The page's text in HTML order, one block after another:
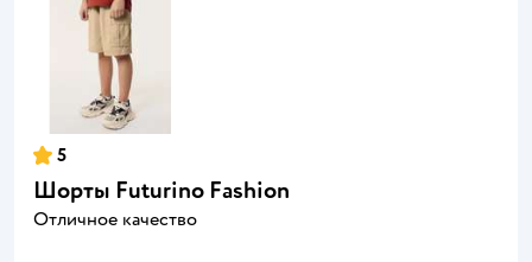
5
Шорты Futurino Fashion
Отличное качество